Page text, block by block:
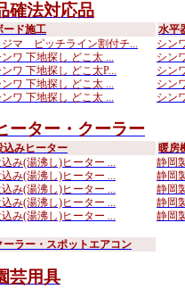
確法対応品
ード施工
ジマ ピッチライン割付チ...
ンワ 下地探し どこ太 ...
ンワ 下地探し どこ太P...
ンワ 下地探し どこ太 ...
ンワ 下地探し どこ太 ...
水平
シン
シン
シン
シン
シン
ーター・クーラー
込みヒーター
み(湯沸し)ヒーター ...
み(湯沸し)ヒーター ...
み(湯沸し)ヒーター ...
み(湯沸し)ヒーター ...
み(湯沸し)ヒーター ...
暖房
静岡
静岡
静岡
静岡
静岡
ーラー・スポットエアコン
芸用具